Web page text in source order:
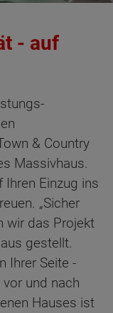
- auf
& Country
Massivhaus.
Einzug ins
„Sicher
wir das Projekt
gestellt.
Ihrer Seite -
und nach
Hauses ist